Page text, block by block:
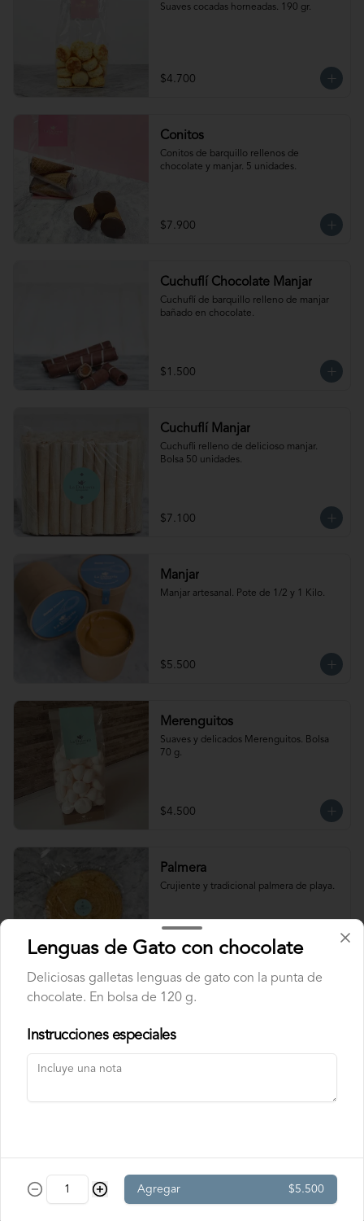
Suaves cocadas horneadas. 190 gr.
$4.700
Conitos
Conitos de barquillo rellenos de
chocolate y manjar. 5 unidades.
$7.900
Cuchuflí Chocolate Manjar
Cuchuflí de barquillo relleno de manjar
bañado en chocolate.
$1.500
Cuchuflí Manjar
Cuchufli relleno de delicioso manjar.
Bolsa 50 unidades.
$7.100
Manjar
Manjar artesanal. Pote de 1/2 y 1 Kilo.
$5.500
Merenguitos
Suaves y delicados Merenguitos. Bolsa
70 g.
$4.500
Palmera
Crujiente y tradicional palmera de playa.
$1.990
Lenguas de Gato con chocolate
Deliciosas galletas lenguas de gato con la punta de
chocolate. En bolsa de 120 g.
Instrucciones especiales
Agregar $5.500